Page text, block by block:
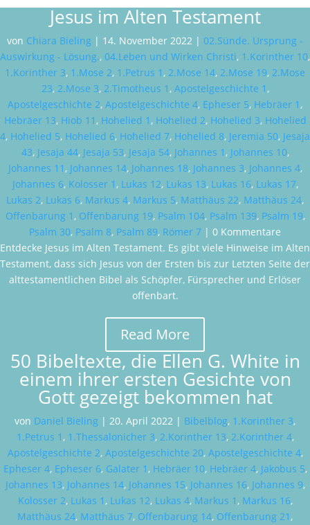
Jesus im Alten Testament
von Chiara Bieling | 14. November 2022 | 02.Sünde. Ursprung -
Auswirkung - Lösung., 04.Leben und Wirken Christi, 1.Korinther 10,
1.Korinther 3, 1.Mose 2, 1.Petrus 1 , 2.Mose 14, 2.Mose 19, 2.Mose
23, 2.Mose 3, 2.Timotheus 1 , Apostelgeschichte 1 ,
Apostelgeschichte 2, Apostelgeschichte 4, Epheser 5, Hebräer 1 ,
Hebräer 13, Hiob 11 , Hohelied 1 , Hohelied 2, Hohelied 3, Hohelied
4, Hohelied 5, Hohelied 6, Hohelied 7, Hohelied 8, Jeremia 50, Jesaja
43, Jesaja 44, Jesaja 53, Jesaja 54, Johannes 1 , Johannes 10,
Johannes 11 , Johannes 14, Johannes 18, Johannes 3, Johannes 4,
Johannes 6, Kolosser 1 , Lukas 12, Lukas 13, Lukas 16, Lukas 17,
Lukas 2, Lukas 6, Markus 4, Markus 5, Matthäus 22, Matthäus 24,
Offenbarung 1 , Offenbarung 19, Psalm 104, Psalm 139, Psalm 19,
Psalm 30, Psalm 8, Psalm 89, Römer 7 | 0 Kommentare
Entdecke Jesus im Alten Testament. Es gibt viele Hinweise im Alten
Testament, dass sich Jesus von der Ersten bis zur Letzten Seite der
alttestamentlichen Bibel als Schöpfer, Fürsprecher und Erlöser
offenbart.
Read More
50 Bibeltexte, die Ellen G. White in
einem ihrer ersten Gesichte von
Gott gezeigt bekommen hat
von Daniel Bieling | 20. April 2022 | Bibelblog, 1.Korinther 3,
1.Petrus 1 , 1.Thessalonicher 3, 2.Korinther 13, 2.Korinther 4,
Apostelgeschichte 2, Apostelgeschichte 20, Apostelgeschichte 4,
Epheser 4, Epheser 6, Galater 1 , Hebräer 10, Hebräer 4, Jakobus 5,
Johannes 13, Johannes 14, Johannes 15, Johannes 16, Johannes 9,
Kolosser 2, Lukas 1 , Lukas 12, Lukas 4, Markus 1 , Markus 16,
Matthäus 24, Matthäus 7, Offenbarung 14, Offenbarung 21 ,